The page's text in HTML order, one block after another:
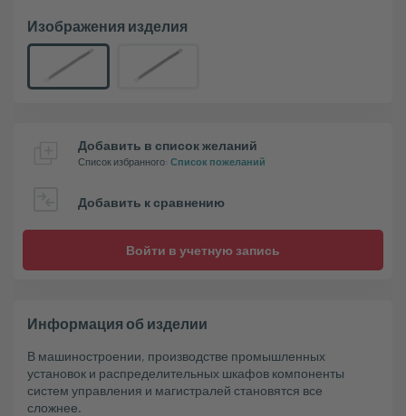
Изображения изделия
Добавить в список желаний
Список избранного:Список пожеланий
Добавить к сравнению
Войти в учетную запись
Информация об изделии
В машиностроении, производстве промышленных
установок и распределительных шкафов компоненты
систем управления и магистралей становятся все
сложнее.